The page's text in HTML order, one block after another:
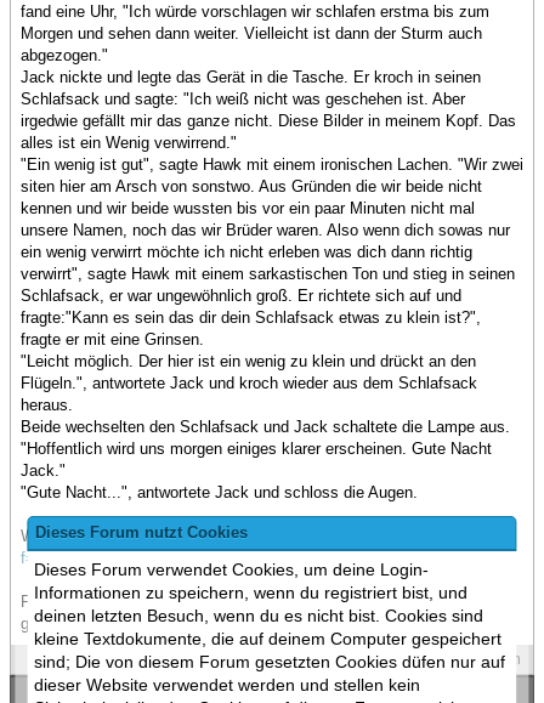
Dieses Forum nutzt Cookies
Dieses Forum verwendet Cookies, um deine Login-
Informationen zu speichern, wenn du registriert bist, und
deinen letzten Besuch, wenn du es nicht bist. Cookies sind
kleine Textdokumente, die auf deinem Computer gespeichert
sind; Die von diesem Forum gesetzten Cookies düfen nur auf
dieser Website verwendet werden und stellen kein
fand eine Uhr, "Ich würde vorschlagen wir schlafen erstma bis zum
Morgen und sehen dann weiter. Vielleicht ist dann der Sturm auch
abgezogen."
Jack nickte und legte das Gerät in die Tasche. Er kroch in seinen
Schlafsack und sagte: "Ich weiß nicht was geschehen ist. Aber
irgedwie gefällt mir das ganze nicht. Diese Bilder in meinem Kopf. Das
alles ist ein Wenig verwirrend."
"Ein wenig ist gut", sagte Hawk mit einem ironischen Lachen. "Wir zwei
siten hier am Arsch von sonstwo. Aus Gründen die wir beide nicht
kennen und wir beide wussten bis vor ein paar Minuten nicht mal
unsere Namen, noch das wir Brüder waren. Also wenn dich sowas nur
ein wenig verwirrt möchte ich nicht erleben was dich dann richtig
verwirrt", sagte Hawk mit einem sarkastischen Ton und stieg in seinen
Schlafsack, er war ungewöhnlich groß. Er richtete sich auf und
fragte:"Kann es sein das dir dein Schlafsack etwas zu klein ist?",
fragte er mit eine Grinsen.
"Leicht möglich. Der hier ist ein wenig zu klein und drückt an den
Flügeln.", antwortete Jack und kroch wieder aus dem Schlafsack
heraus.
Beide wechselten den Schlafsack und Jack schaltete die Lampe aus.
"Hoffentlich wird uns morgen einiges klarer erscheinen. Gute Nacht
Jack."
"Gute Nacht...", antwortete Jack und schloss die Augen.
Weiter geht es hier:http://www.ponyboard.de/viewtopic.php?
f=46&t=385
Fortschitt wird jedes Wochenende als PDF und Google Docs Online
gestellt.
Spoilers Zitieren
« Ein Thema zurück|Ein Thema vor »